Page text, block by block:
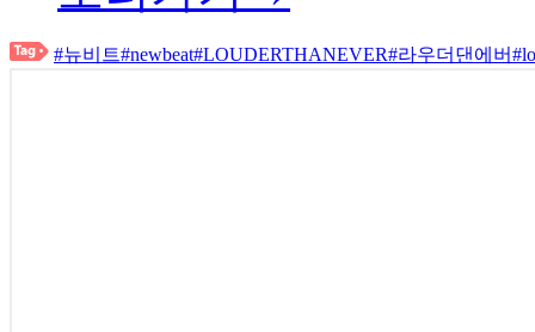
#뉴비트#newbeat#LOUDERTHANEVER#라우더댄에버